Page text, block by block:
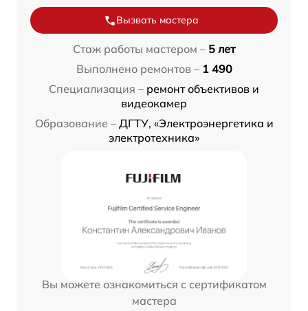
Вызвать мастера
Стаж работы мастером – 5 лет
Выполнено ремонтов – 1 490
Специализация – ремонт объективов и
видеокамер
Образование – ДГТУ, «Электроэнергетика и
электротехника»
Вы можете ознакомиться с сертификатом
мастера